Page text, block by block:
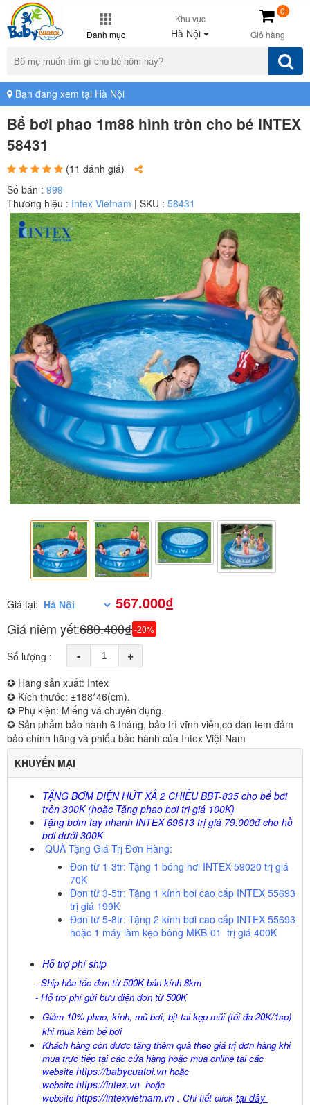
Danh mục
Khu vực
Hà Nội Giỏ hàng
0
Bạn đang xem tại Hà Nội
Bể bơi phao 1m88 hình tròn cho bé INTEX
58431
(11 đánh giá)
Số bán : 999
Thương hiệu : Intex Vietnam | SKU : 58431
Giá tại: 567.000₫
Giá niêm yết:680.400₫-20%
Số lượng : - +
✪ Hãng sản xuất: Intex
✪ Kích thước: ±188*46(cm).
✪ Phụ kiện: Miếng vá chuyên dụng.
✪ Sản phẩm bảo hành 6 tháng, bảo trì vĩnh viễn,có dán tem đảm
bảo chính hãng và phiếu bảo hành của Intex Việt Nam
KHUYẾN MẠI
TẶNG BƠM ĐIỆN HÚT XẢ 2 CHIỀU BBT-835 cho bể bơi
trên 300K (hoặc Tặng phao bơi trị giá 100K)
Tặng bơm tay nhanh INTEX 69613 trị giá 79.000đ cho hồ
bơi dưới 300K
QUÀ Tặng Giá Trị Đơn Hàng:
Đơn từ 1-3tr: Tặng 1 bóng hơi INTEX 59020 trị giá
70K
Đơn từ 3-5tr: Tặng 1 kính bơi cao cấp INTEX 55693
trị giá 199K
Đơn từ 5-8tr: Tặng 2 kính bơi cao cấp INTEX 55693
hoặc 1 máy làm kẹo bông MKB-01 trị giá 400K
Hỗ trợ phí ship
- Ship hỏa tốc đơn từ 500K bán kính 8km
- Hỗ trợ phí gửi bưu điện đơn từ 500K
Giảm 10% phao, kính, mũ bơi, bịt tai kẹp mũi (tối đa 20K/1sp)
khi mua kèm bể bơi
Khách hàng còn được tặng thêm quà theo giá trị đơn hàng khi
mua trực tiếp tại các cửa hàng hoặc mua online tại các
website https://babycuatoi.vn hoặc
website https://intex.vn hoặc
website https://intexvietnam.vn . Chi tiết click tại đây